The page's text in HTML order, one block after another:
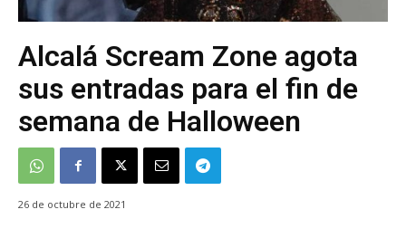
Alcalá Scream Zone agota
sus entradas para el fin de
semana de Halloween
26 de octubre de 2021